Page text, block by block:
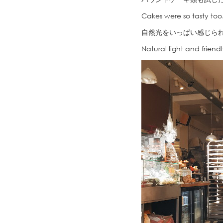
Cakes were so tasty
自然光をいっぱい感じら
Natural light and